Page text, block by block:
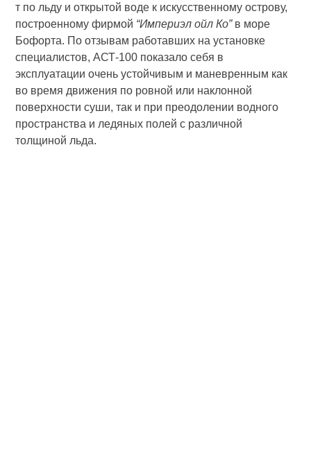
т по льду и открытой воде к искусственному острову,
построенному фирмой “Империэл ойл Ко”в море
Бофорта. По отзывам работавших на установке
специалистов, АСТ-100 показало себя в
эксплуатации очень устойчивым и маневренным как
во время движения по ровной или наклонной
поверхности суши, так и при преодолении водного
пространства и ледяных полей с различной
толщиной льда.